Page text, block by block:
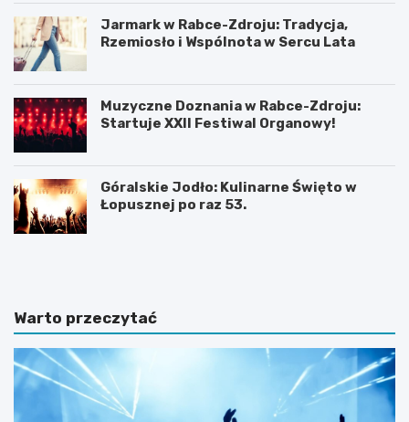
Jarmark w Rabce-Zdroju: Tradycja,
Rzemiosło i Wspólnota w Sercu Lata
Muzyczne Doznania w Rabce-Zdroju:
Startuje XXII Festiwal Organowy!
Góralskie Jodło: Kulinarne Święto w
Łopusznej po raz 53.
P
D
u
b
a
j
P
w
S
z
t
Warto przeczytać